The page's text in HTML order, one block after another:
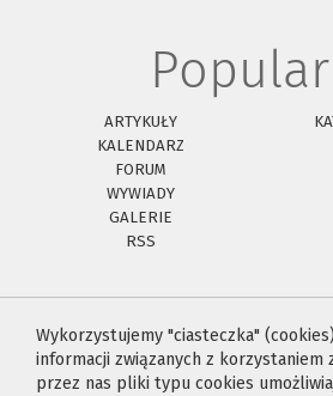
ARTYKUŁY
KALENDARZ
FORUM
WYWIADY
GALERIE
RSS
Wykorzystujemy "ciasteczka"
informacji związanych z korzystaniem
przez nas pliki typu cookies